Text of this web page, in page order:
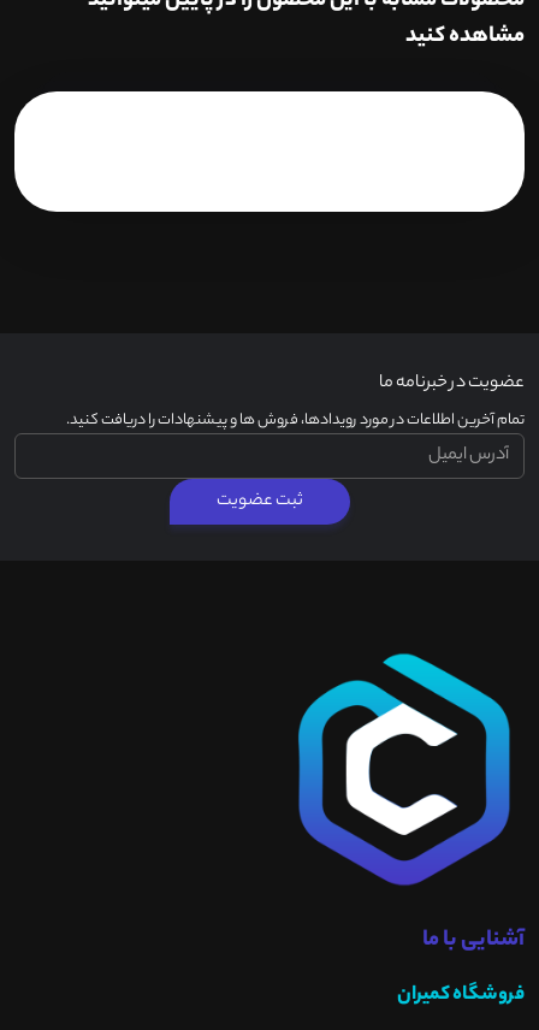
مشاهده کنید
عضویت در خبرنامه ما
تمام آخرین اطلاعات در مورد رویدادها، فروش ها و پیشنهادات را دریافت کنید.
ثبت عضویت
آشنایی با ما
فروشگاه کمیران